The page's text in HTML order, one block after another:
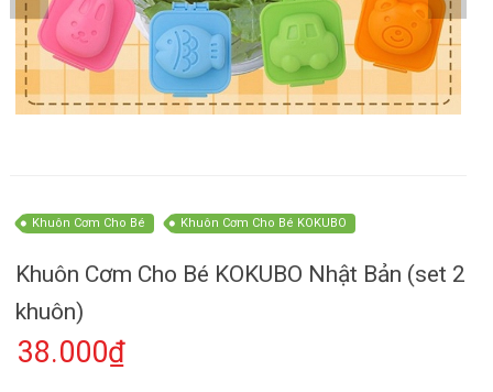
Khuôn Cơm Cho Bé Khuôn Cơm Cho Bé KOKUBO
Khuôn Cơm Cho Bé KOKUBO Nhật Bản (set 2
khuôn)
38.000₫